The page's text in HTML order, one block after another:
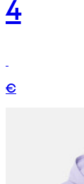
€